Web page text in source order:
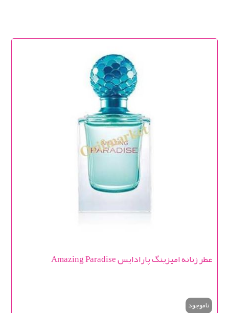
عطر زنانه امیزینگ پارادایس Amazing Paradise
ناموجود